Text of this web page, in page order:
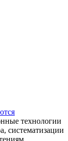
технологии
систематизации